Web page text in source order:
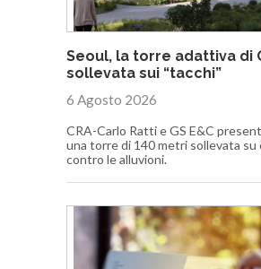
Seoul, la torre adattiva di
sollevata sui “tacchi”
6 Agosto 2026
CRA-Carlo Ratti e GS E&C
una torre di 140 metri sollevata su
contro le alluvioni.